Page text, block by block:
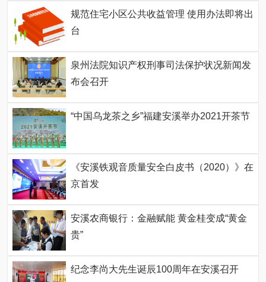
规范住宅小区公共收益管理 使用办法即将出
台
泉州法院知识产权刑事司法保护状况新闻发
布会召开
“中国乌龙茶之乡”福建安溪举办2021开茶节
《安溪铁观音质量安全白皮书（2020）》在
京首发
安溪农商银行：金融赋能 黄金桂变成“黄金
贵”
纪念李尚大先生诞辰100周年在安溪召开